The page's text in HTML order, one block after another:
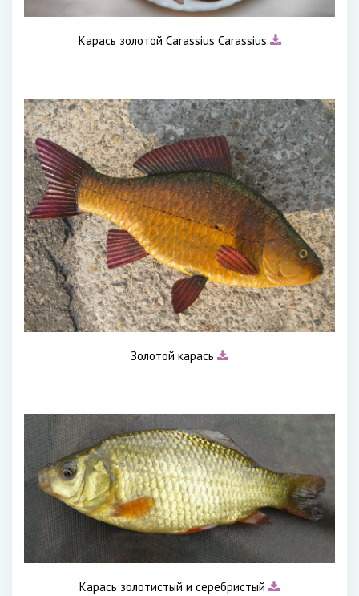
Карась золотой Carassius Carassius
Золотой карась
Карась золотистый и серебристый